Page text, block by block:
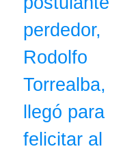
perdedor,
Rodolfo
Torrealba,
llegó para
felicitar al